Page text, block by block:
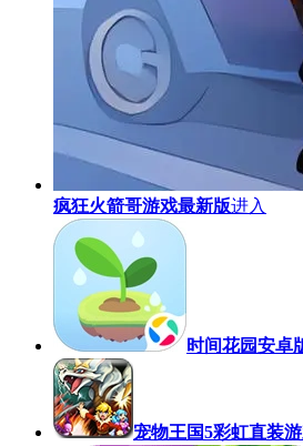
疯狂火箭哥游戏最新版进入
时间花园安卓
宠物王国5彩虹直装